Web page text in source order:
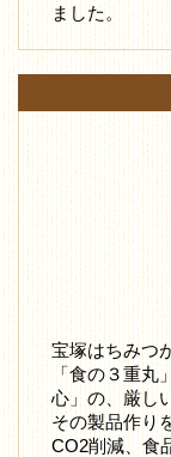
ました。
宝塚はちみつ
「食の３重丸
心」の、厳し
その製品作り
CO2削減、食